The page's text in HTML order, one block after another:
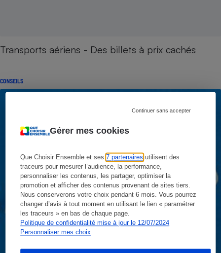
Gérer mes cookies
Que Choisir Ensemble et ses7 partenaires utilisent des
traceurs pour mesurer l’audience, la performance,
personnaliser les contenus, les partager, optimiser la
promotion et afficher des contenus provenant de sites tiers.
Nous conserverons votre choix pendant 6 mois. Vous pourrez
changer d’avis à tout moment en utilisant le lien « paramétrer
les traceurs » en bas de chaque page.
Politique de confidentialité mise à jour le 12/07/2024
Personnaliser mes choix
Continuer sans accepter
Transports aériens - Des billets à prix cachés
CONSEILS